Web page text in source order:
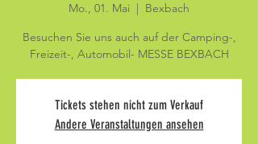
Mo., 01. Mai
  |
Bexbach
Besuchen Sie uns auch auf der Camping-,
Freizeit-, Automobil- MESSE BEXBACH
Tickets stehen nicht zum Verkauf
Andere Veranstaltungen ansehen